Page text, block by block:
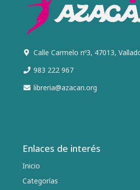
Calle Carmelo nº3, 47013,
983 222 967
libreria@azacan.org
Enlaces de interés
Inicio
Categorías